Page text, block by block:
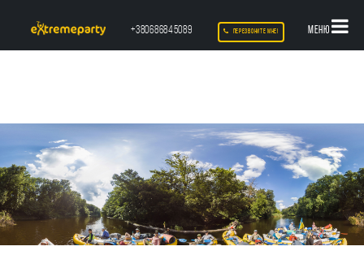
+380686845089 ПЕРЕЗВОНИТЕ МНЕ! МЕНЮ